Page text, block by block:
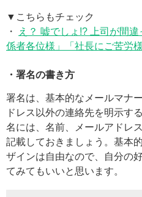
▼こちらもチェック
・
え？ 嘘でしょ!? 上司が間
係者各位様」「社長にご苦労様
・署名の書き方
署名は、基本的なメールマナ
ドレス以外の連絡先を明示す
名には、名前、メールアドレ
記載しておきましょう。基本
ザインは自由なので、自分の
てみてもいいと思います。